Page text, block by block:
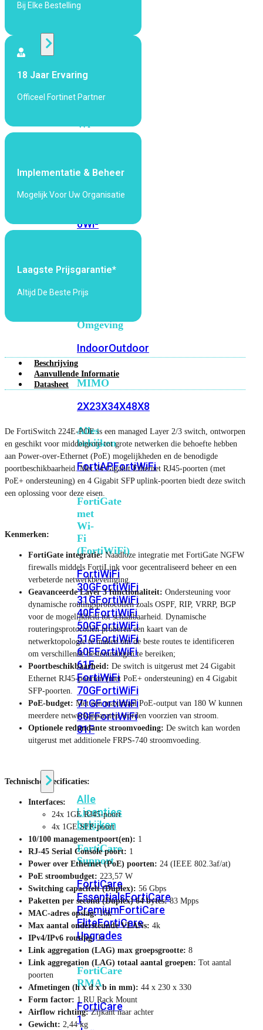
Access
bekijken
Wi-
Wi-
5Wi-
6Wi-
7
Wi-
Omgeving
IndoorOutdoor
MIMO
2X23X34X48X8
Alles
bekijken
FortiAPFortiWiFi
FortiGate
met
Wi-
Fi
(FortiWiFi)
FortiWiFi
30GFortiWiFi
31GFortiWiFi
40FFortiWiFi
50GFortiWiFi
51GFortiWiFi
60FFortiWiFi
61F
FortiWiFi
70GFortiWiFi
71GFortiWiFi
80FFortiWiFi
81F
Alle
Licenties
bekijken
FortiCare
Support
FortiCare
EssentialsFortiCare
PremiumFortiCare
EliteFortiCare
Upgrades
FortiCare
RMA
FortiCare
1
Bij Elke Bestelling
18 Jaar Ervaring
Officeel Fortinet Partner
Implementatie & Beheer
Mogelijk Voor Uw Organisatie
Laagste Prijsgarantie*
Altijd De Beste Prijs
Beschrijving
Aanvullende Informatie
Datasheet
De FortiSwitch 224E-POE is een managed Layer 2/3 switch, ontworpen
en geschikt voor middelgrote tot grote netwerken die behoefte hebben
aan Power-over-Ethernet (PoE) mogelijkheden en de benodigde
poortbeschikbaarheid. Met 24 Gigabit Ethernet RJ45-poorten (met
PoE+ ondersteuning) en 4 Gigabit SFP uplink-poorten biedt deze switch
een oplossing voor deze eisen.
Kenmerken:
FortiGate integratie:Naadloze integratie met FortiGate NGFW
firewalls middels FortiLink voor gecentraliseerd beheer en een
verbeterde netwerkbeveiliging.
Geavanceerde Layer 3 functionaliteit: Ondersteuning voor
dynamische routingsprotocollen zoals OSPF, RIP, VRRP, BGP
voor de mogelijkheid tot schaalbaarheid. Dynamische
routeringsprotocollen proberen een kaart van de
netwerktopologie te maken om de beste routes te identificeren
om verschillende bestemmingen te bereiken;
Poortbeschikbaarheid: De switch is uitgerust met 24 Gigabit
Ethernet RJ45-poorten (met PoE+ ondersteuning) en 4 Gigabit
SFP-poorten.
PoE-budget: Met een maximaal PoE-output van 180 W kunnen
meerdere netwerkapparaten worden voorzien van stroom.
Optionele redundante stroomvoeding: De switch kan worden
uitgerust met additionele FRPS-740 stroomvoeding.
Technische specificaties:
Interfaces:
24x 1GE RJ45-poort
4x 1GE SFP-poort
10/100 managementpoort(en): 1
RJ-45 Serial Console poort: 1
Power over Ethernet (PoE) poorten: 24 (IEEE 802.3af/at)
PoE stroombudget: 223,57 W
Switching capaciteit (Duplex): 56 Gbps
Paketten per second (Duplex) 64 bytes:83 Mpps
MAC-adres opslag:16k
Max aantal ondersteunde VLANs: 4k
IPv4/IPv6 routing:Ja
Link aggregation (LAG) max groepsgrootte: 8
Link aggregation (LAG) totaal aantal groepen: Tot aantal
poorten
Afmetingen (h x d x b in mm): 44 x 230 x 330
Form factor: 1 RU Rack Mount
Airflow richting:Zijkant naar achter
Gewicht: 2,44 kg